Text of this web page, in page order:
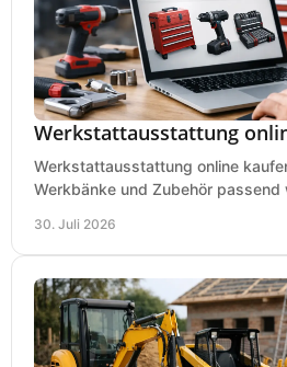
Werkstattausstattung
Werkstattausstattung online
Werkbänke und Zubehör passend
30. Juli 2026